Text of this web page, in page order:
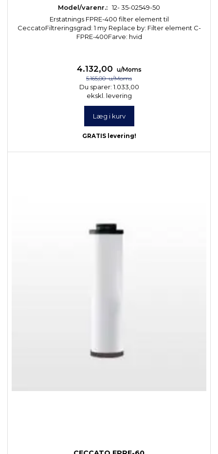
Model/varenr.: 12- 35-02549-50
Erstatnings FPRE-400 filter element til
CeccatoFiltreringsgrad: 1 my Replace by: Filter element C-
FPRE-400Farve: hvid
4.132,00
u/Moms
5.165,00u/Moms
Du sparer:1.033,00
ekskl. levering
Læg i kurv
GRATIS levering!